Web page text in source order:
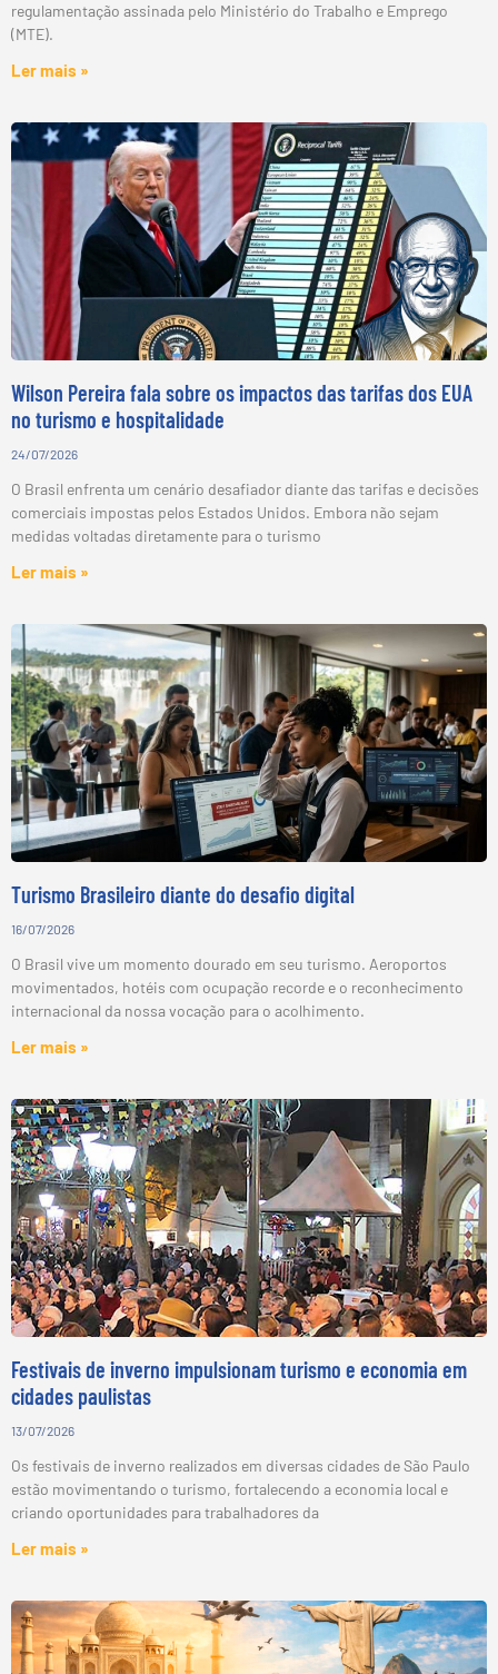
regulamentação assinada pelo Ministério do Trabalho e Emprego
(MTE).
Ler mais »
Wilson Pereira fala sobre os impactos das tarifas dos EUA
no turismo e hospitalidade
24/07/2026
O Brasil enfrenta um cenário desafiador diante das tarifas e decisões
comerciais impostas pelos Estados Unidos. Embora não sejam
medidas voltadas diretamente para o turismo
Ler mais »
Turismo Brasileiro diante do desafio digital
16/07/2026
O Brasil vive um momento dourado em seu turismo. Aeroportos
movimentados, hotéis com ocupação recorde e o reconhecimento
internacional da nossa vocação para o acolhimento.
Ler mais »
Festivais de inverno impulsionam turismo e economia em
cidades paulistas
13/07/2026
Os festivais de inverno realizados em diversas cidades de São Paulo
estão movimentando o turismo, fortalecendo a economia local e
criando oportunidades para trabalhadores da
Ler mais »